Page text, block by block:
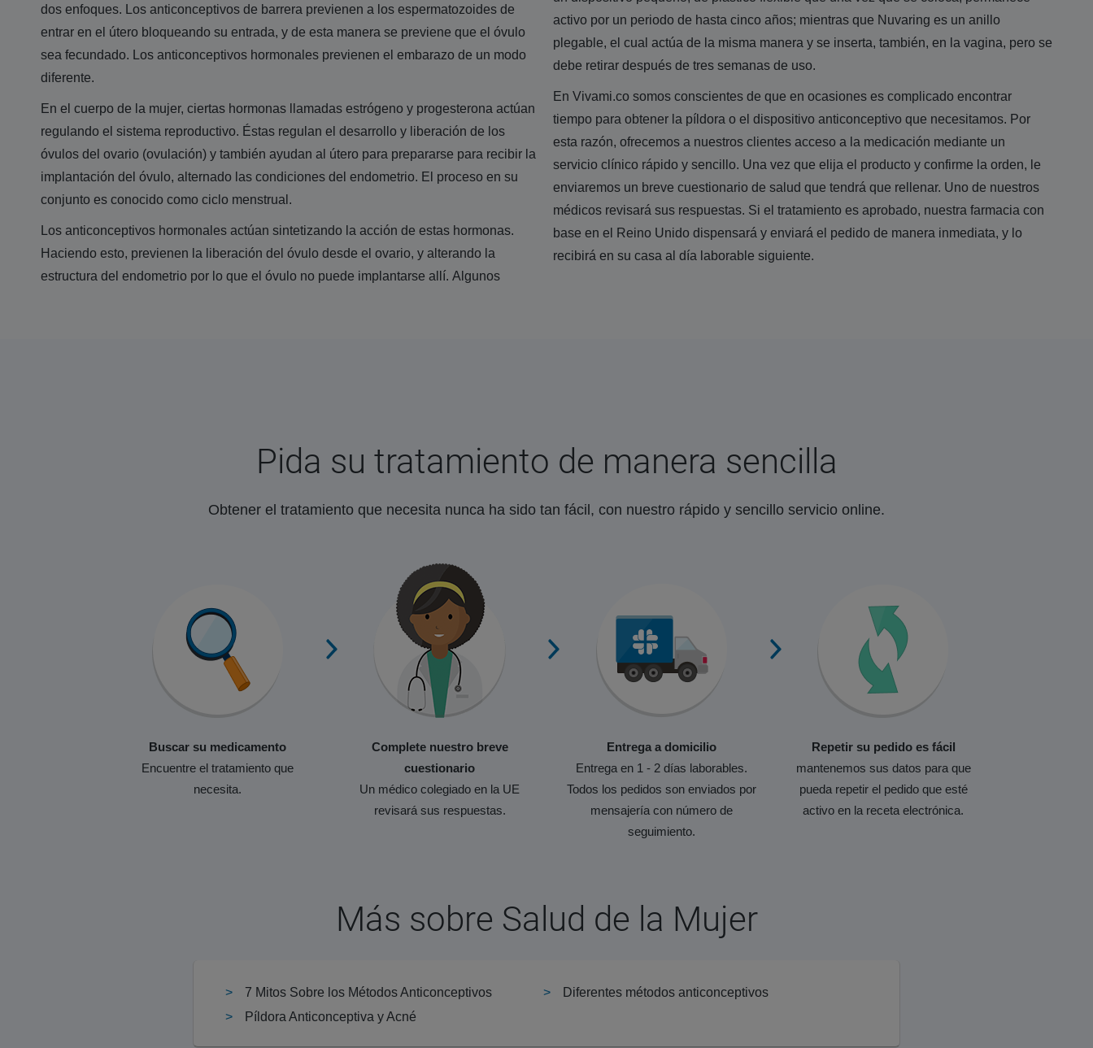
dos enfoques. Los anticonceptivos de barrera previenen a los espermatozoides de
entrar en el útero bloqueando su entrada, y de esta manera se previene que el óvulo
sea fecundado. Los anticonceptivos hormonales previenen el embarazo de un modo
diferente.
En el cuerpo de la mujer, ciertas hormonas llamadas estrógeno y progesterona actúan
regulando el sistema reproductivo. Éstas regulan el desarrollo y liberación de los
óvulos del ovario (ovulación) y también ayudan al útero para prepararse para recibir la
implantación del óvulo, alternado las condiciones del endometrio. El proceso en su
conjunto es conocido como ciclo menstrual.
Los anticonceptivos hormonales actúan sintetizando la acción de estas hormonas.
Haciendo esto, previenen la liberación del óvulo desde el ovario, y alterando la
estructura del endometrio por lo que el óvulo no puede implantarse allí. Algunos
activo por un periodo de hasta cinco años; mientras que Nuvaring es un anillo
plegable, el cual actúa de la misma manera y se inserta, también, en la vagina, pero se
debe retirar después de tres semanas de uso.
En Vivami.co somos conscientes de que en ocasiones es complicado encontrar
tiempo para obtener la píldora o el dispositivo anticonceptivo que necesitamos. Por
esta razón, ofrecemos a nuestros clientes acceso a la medicación mediante un
servicio clínico rápido y sencillo. Una vez que elija el producto y confirme la orden, le
enviaremos un breve cuestionario de salud que tendrá que rellenar. Uno de nuestros
médicos revisará sus respuestas. Si el tratamiento es aprobado, nuestra farmacia con
base en el Reino Unido dispensará y enviará el pedido de manera inmediata, y lo
recibirá en su casa al día laborable siguiente.
Pida su tratamiento de manera sencilla
Obtener el tratamiento que necesita nunca ha sido tan fácil, con nuestro rápido y sencillo servicio online.
Buscar su medicamento
Encuentre el tratamiento que
necesita.
Complete nuestro breve
cuestionario
Un médico colegiado en la UE
revisará sus respuestas.
Entrega a domicilio
Entrega en 1 - 2 días laborables.
Todos los pedidos son enviados por
mensajería con número de
seguimiento.
Repetir su pedido es fácil
mantenemos sus datos para que
pueda repetir el pedido que esté
activo en la receta electrónica.
Más sobre Salud de la Mujer
7 Mitos Sobre los Métodos Anticonceptivos
Diferentes métodos anticonceptivos
Píldora Anticonceptiva y Acné